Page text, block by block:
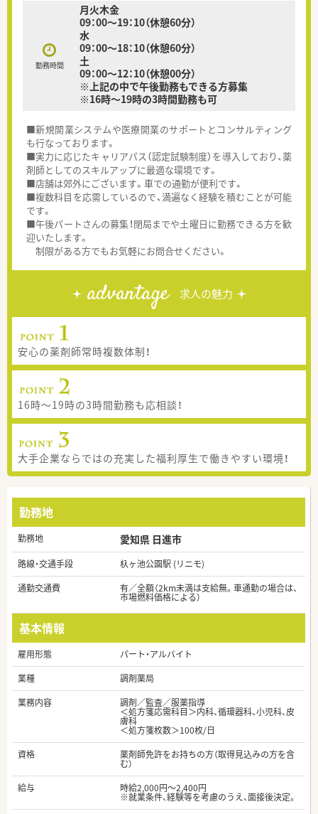
勤務時間
月火木金
09：00～19：10（休憩60分）
水
09：00～18：10（休憩60分）
土
09：00～12：10（休憩00分）
※上記の中で午後勤務もできる方募集
※16時～19時の3時間勤務も可
■新規開業システムや医療開業のサポートとコンサルティング
も行なっております。
■実力に応じたキャリアパス（認定試験制度）を導入しており、薬
剤師としてのスキルアップに最適な環境です。
■店舗は郊外にございます。車での通勤が便利です。
■複数科目を応需しているので、満遍なく経験を積むことが可能
です。
■午後パートさんの募集！閉局までや土曜日に勤務できる方を歓
迎いたします。
制限がある方でもお気軽にお問合せください。
advantage 求人の魅力
安心の薬剤師常時複数体制！
16時～19時の3時間勤務も応相談！
大手企業ならではの充実した福利厚生で働きやすい環境！
勤務地
勤務地 愛知県 日進市
路線・交通手段
杁ヶ池公園駅 (リニモ)
通勤交通費
有／全額（2km未満は支給無。車通勤の場合は、
市場燃料価格による）
基本情報
雇用形態
パート・アルバイト
業種
調剤薬局
業務内容
調剤／監査／服薬指導
＜処方箋応需科目＞内科、循環器科、小児科、皮
膚科
＜処方箋枚数＞100枚/日
資格
薬剤師免許をお持ちの方（取得見込みの方を含
む）
給与
時給2,000円～2,400円
※就業条件、経験等を考慮のうえ、面接後決定。